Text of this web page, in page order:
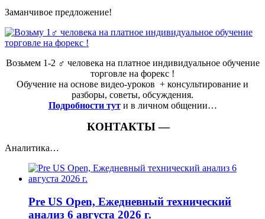
Заманчивое предложение!
Возьмем 1-2 ‍♂️ человека на платное индивидуальное обучение
торговле на форекс !
Обучение на основе видео-уроков ️ + консультирование и
разборы, советы, обсуждения.
Подробности тут и в личном общении…
КОНТАКТЫ —
Аналитика…
Pre US Open, Ежедневный технический
анализ 6 августа 2026 г.